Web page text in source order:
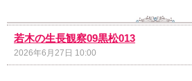
若木の生長観察09黒松013
2026年6月27日 10:00